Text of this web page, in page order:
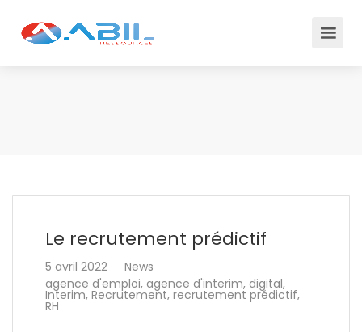
Le recrutement prédictif
5 avril 2022
News
agence d'emploi, agence d'interim, digital,
Interim, Recrutement, recrutement prédictif,
RH